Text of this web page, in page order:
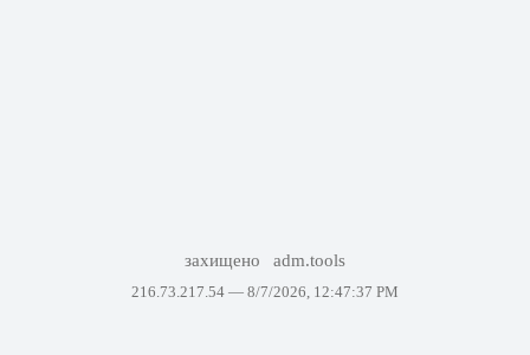
захищено adm.tools
216.73.217.54 — 8/7/2026, 12:47:37 PM